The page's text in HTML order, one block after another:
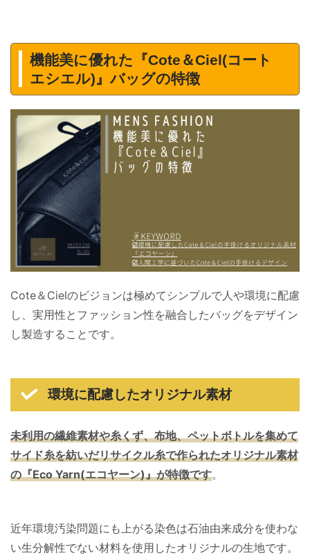
機能美に優れた『Cote＆Ciel(コート
エシエル)』バッグの特徴
Cote＆Cielのビジョンは極めてシンプルで人や環境に配慮
し、実用性とファッション性を融合したバッグをデザイン
し製造することです。
環境に配慮したオリジナル素材
未利用の繊維素材や糸くず、布地、ペットボトルを集めて
サイド糸を紡いだリサイクル糸で作られたオリジナル素材
の『Eco Yarn(エコヤーン)』が特徴です。
近年環境汚染問題にも上がる染色は石油由来成分を使わな
い生分解性でない材料を使用したオリジナルの生地です。